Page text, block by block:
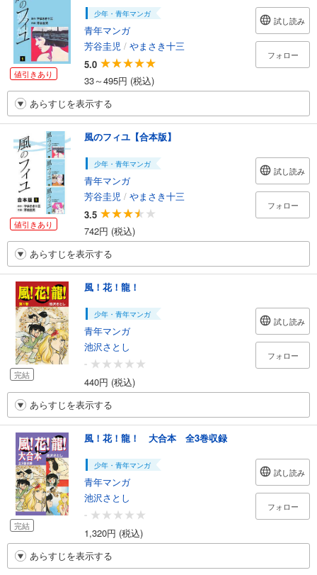
値引きあり
少年・青年マンガ
青年マンガ
芳谷圭児 / やまさき十三
5.0
33～495円 (税込)
試し読み
フォロー
あらすじを表示する
値引きあり
風のフィユ【合本版】
少年・青年マンガ
青年マンガ
芳谷圭児 / やまさき十三
3.5
742円 (税込)
試し読み
フォロー
あらすじを表示する
完結
風！花！龍！
少年・青年マンガ
青年マンガ
池沢さとし
-
440円 (税込)
試し読み
フォロー
あらすじを表示する
完結
風！花！龍！ 大合本 全3巻収録
少年・青年マンガ
青年マンガ
池沢さとし
-
1,320円 (税込)
試し読み
フォロー
あらすじを表示する